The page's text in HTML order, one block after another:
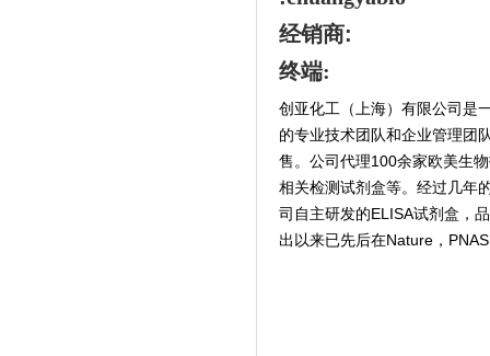
经销商:
终端:
创亚化工（上海）有限公司是
的专业技术团队和企业管理团
售。公司代理100余家欧美生
相关检测试剂盒等。经过几年
司自主研发的ELISA试剂盒，
出以来已先后在Nature，